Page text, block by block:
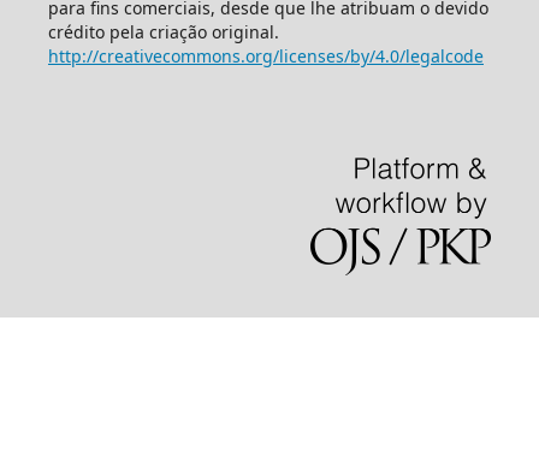
para fins comerciais, desde que lhe atribuam o devido
crédito pela criação original.
http://creativecommons.org/licenses/by/4.0/legalcode